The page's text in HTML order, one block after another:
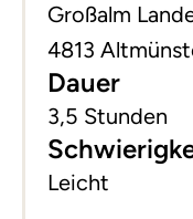
Großalm
4813
Dauer
3,5 Stunden
Leicht